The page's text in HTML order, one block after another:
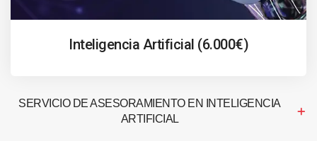
Inteligencia Artificial (6.000€)
SERVICIO DE ASESORAMIENTO EN INTELIGENCIA
ARTIFICIAL